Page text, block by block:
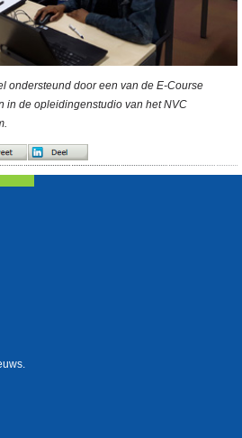
ondersteund door een van de E-Course
in de opleidingenstudio van het NVC